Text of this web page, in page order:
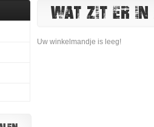
WAT ZIT ER
Uw winkelmandje is leeg!